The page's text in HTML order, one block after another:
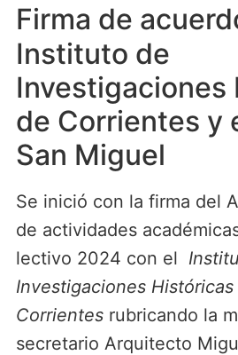
Firma de
Instituto de
Investigaciones
de Corrientes y
San Miguel
Se inició con la firma del
de actividades
lectivo 2024 con el
Investigaciones
Corrientesrubricando la
secretario Arquitecto